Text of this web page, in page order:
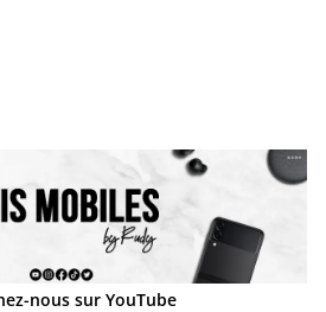
nous sur YouTube